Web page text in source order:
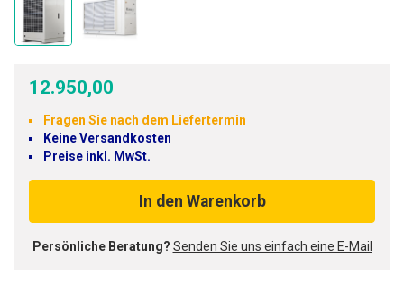
12.950,00
Fragen Sie nach dem Liefertermin
Keine Versandkosten
Preise inkl. MwSt.
In den Warenkorb
Persönliche Beratung? Senden Sie uns einfach eine E-Mail